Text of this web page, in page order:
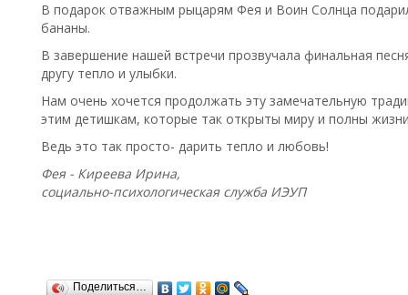
В подарок отважным рыцарям Фея и Воин Солнца
бананы.
В завершение нашей встречи прозвучала финальная
другу тепло и улыбки.
Нам очень хочется продолжать эту замечательную
этим детишкам, которые так открыты миру и полны
Ведь это так просто- дарить тепло и любовь!
Фея - Киреева Ирина,
социально-психологическая служба ИЭУП
Поделиться…